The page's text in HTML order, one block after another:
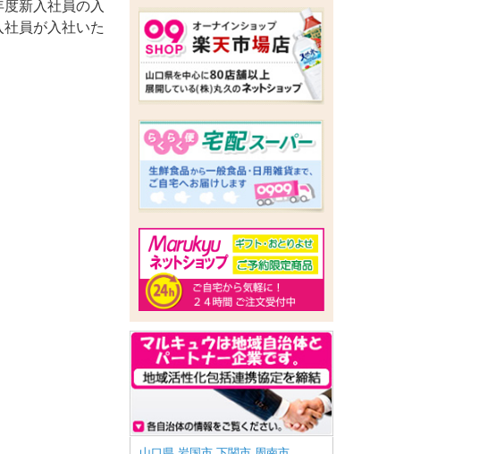
新入社員の入
員が入社いた